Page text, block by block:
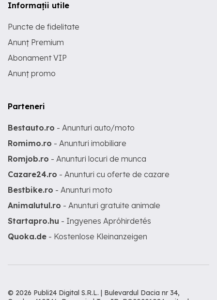
Informații utile
Puncte de fidelitate
Anunț Premium
Abonament VIP
Anunț promo
Parteneri
Bestauto.ro - Anunturi auto/moto
Romimo.ro - Anunturi imobiliare
Romjob.ro - Anunturi locuri de munca
Cazare24.ro - Anunturi cu oferte de cazare
Bestbike.ro - Anunturi moto
Animalutul.ro - Anunturi gratuite animale
Startapro.hu - Ingyenes Apróhirdetés
Quoka.de - Kostenlose Kleinanzeigen
© 2026 Publi24 Digital S.R.L. | Bulevardul Dacia nr 34,